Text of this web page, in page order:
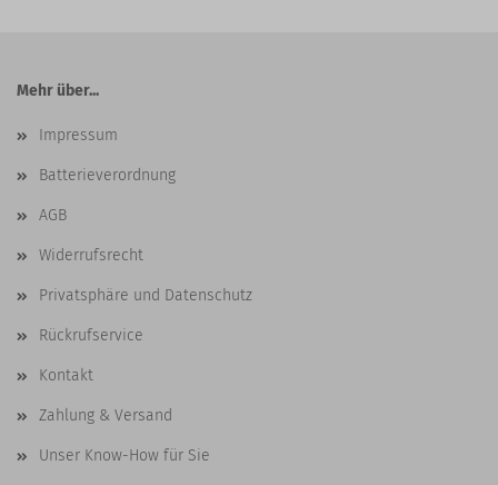
Mehr über...
Impressum
Batterieverordnung
AGB
Widerrufsrecht
Privatsphäre und Datenschutz
Rückrufservice
Kontakt
Zahlung & Versand
Unser Know-How für Sie